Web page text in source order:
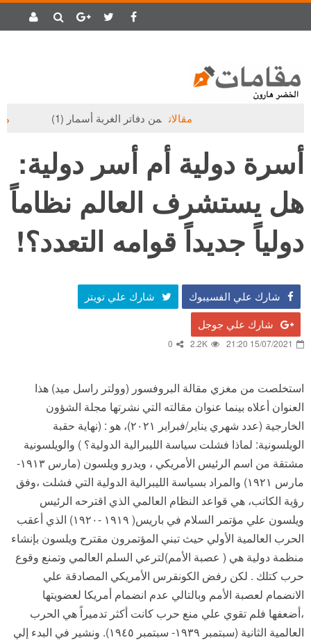
مقالات من دفاتر الغربة أسمار (1) مقالات
أسرة دولية أم أسر دولية:
هل يستشرف العالم نظاماً
دولياً جديداً قوامه التعدد؟!
شارك علي الفسيبوك شارك علي تويتر
شارك علي جوجل
15/07/2021 21:20
2.2K
0
استخلصت من مغزي مقالة البروفسور (وولتر راسل ميد) هذا
العنوان أعلاه بينما عنوان مقالته التي نشرتها مجلة الشؤون
الخارجية (عدد شهري يناير/فبراير ٢٠٢١)، هو : (نهاية حقبة
الويلسونية: لماذا فشلت سياسة الليبرالية الدولية؟ ) والويلسونية
مشتقة من اسم الرئيس الأمريكي ، ويدرو ويلسون (مارس ١٩١٣-
مارس ١٩٢١) والمراد بسياسة الليبرالية الدولية التي فشلت ،وفق
رؤية الكاتب، هي قواعد النظام العالمي الذي اقترحه الرئيس
ويلسون علي مؤتمر السلام في باريس( ١٩١٩ -١٩٢٠) الذي أعقب
الحرب العالمية الأولي حيث تبني المؤتمرون مقترح ويلسون بإنشاء
منظمة دولية هي ( عصبة الأمم)لترعي السلم العالمي وتمنع وقوع
حرب كتلك . لكن رفض الكونقرس الأمريكي المصادقة علي
الانضمام لعصبة الأمم وبالتالي عدم انضمام أمريكا لعضويتها
،أضعفها فلم تقوي علي منع حرب كانت أكثر تدميراً هي الحرب
العالمية الثانية (سبتمبر ١٩٣٩- سبتمبر ١٩٤٥). ونشير في البدء إلي